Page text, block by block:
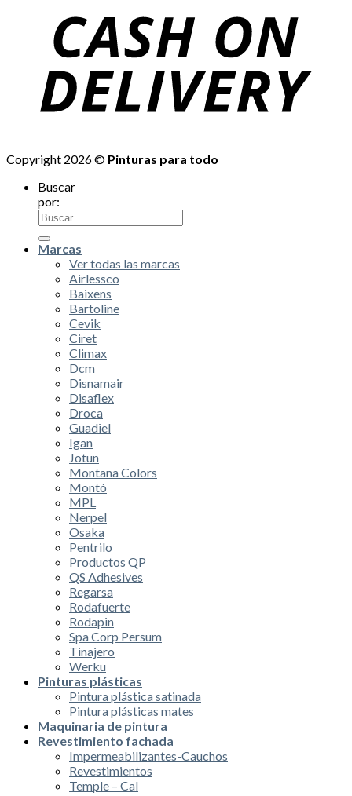
Copyright 2026 © Pinturas para todo
Buscar
por:
Marcas
Ver todas las marcas
Airlessco
Baixens
Bartoline
Cevik
Ciret
Climax
Dcm
Disnamair
Disaflex
Droca
Guadiel
Igan
Jotun
Montana Colors
Montó
MPL
Nerpel
Osaka
Pentrilo
Productos QP
QS Adhesives
Regarsa
Rodafuerte
Rodapin
Spa Corp Persum
Tinajero
Werku
Pinturas plásticas
Pintura plástica satinada
Pintura plásticas mates
Maquinaria de pintura
Revestimiento fachada
Impermeabilizantes-Cauchos
Revestimientos
Temple – Cal